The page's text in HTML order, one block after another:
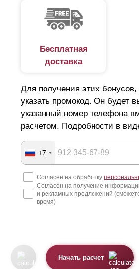
Бесплатная
доставка
Для получения этих бонусов,
указать промокод. Он будет
указанный номер телефона
расчетом. Подробности в
+7
Согласен на обработку
Согласен на получение
и рекламных предложений
время)
Начать расчет